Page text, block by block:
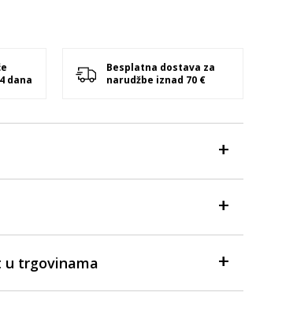
dana
Besplatna dostava za
narudžbe iznad 70 €
u trgovinama